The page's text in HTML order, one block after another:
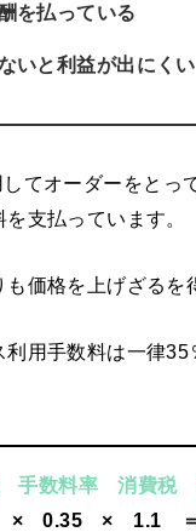
を払っている
いと利益が出にくい
てオーダーをとっ
支払っています。
価格を上げざるを
利用手数料は一律35
手数料率 消費税
× 0.35 × 1.1